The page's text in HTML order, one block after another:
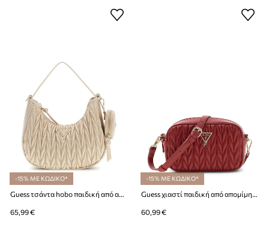
-15% ΜΕ ΚΩΔΙΚΟ*
Guess τσάντα hobo παιδική από απομίμηση δέρματος
65,99 €
-15% ΜΕ ΚΩΔΙΚΟ*
Guess χιαστί παιδική από απομίμηση δέρματος
60,99 €